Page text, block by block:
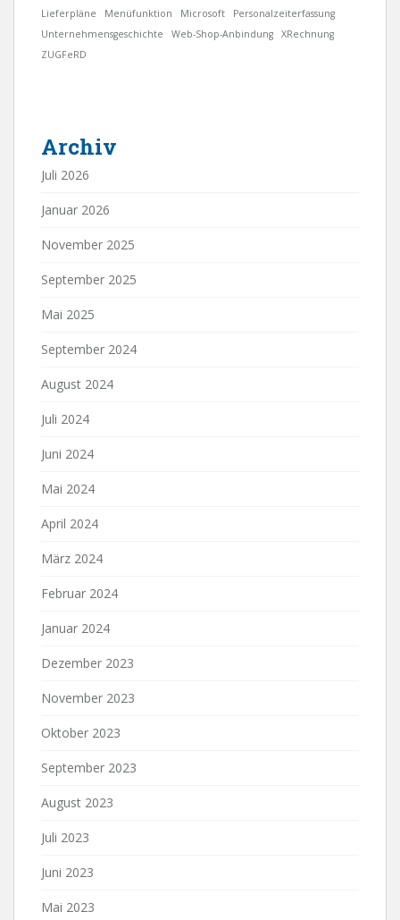
Lieferpläne
Menüfunktion Microsoft
Personalzeiterfassung
Unternehmensgeschichte
Web-Shop-Anbindung
XRechnung
ZUGFeRD
Archiv
Juli 2026
Januar 2026
November 2025
September 2025
Mai 2025
September 2024
August 2024
Juli 2024
Juni 2024
Mai 2024
April 2024
März 2024
Februar 2024
Januar 2024
Dezember 2023
November 2023
Oktober 2023
September 2023
August 2023
Juli 2023
Juni 2023
Mai 2023